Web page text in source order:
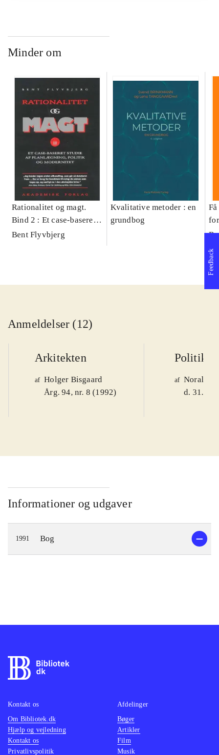
Minder om
Rationalitet og magt.
Bind 2 : Et case-baseret
studie af planlægning,
Bent Flyvbjerg
Kvalitative metoder : en
grundbog
Anmeldelser (12)
Arkitekten
af Holger Bisgaard
Årg. 94, nr. 8 (1992)
Politiken
af Noralv
d. 31.
Informationer og udgaver
1991 Bog
Feedback
Kontakt os
Om Bibliotek.dk
Hjælp og vejledning
Kontakt os
Privatlivspolitik
Afdelinger
Bøger
Artikler
Film
Musik